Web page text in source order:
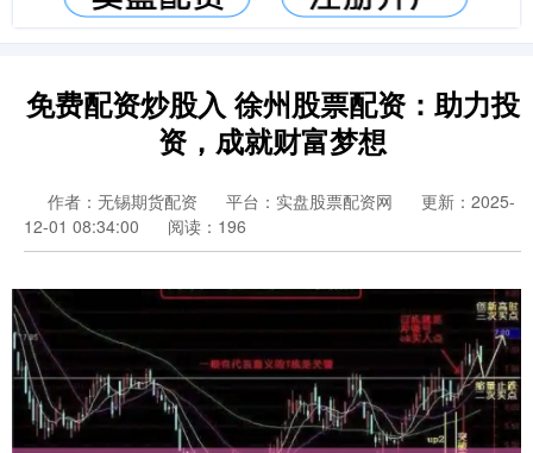
免费配资炒股入 徐州股票配资：助力投
资，成就财富梦想
作者：无锡期货配资 平台：实盘股票配资网
更新：2025-
12-01 08:34:00
阅读：196